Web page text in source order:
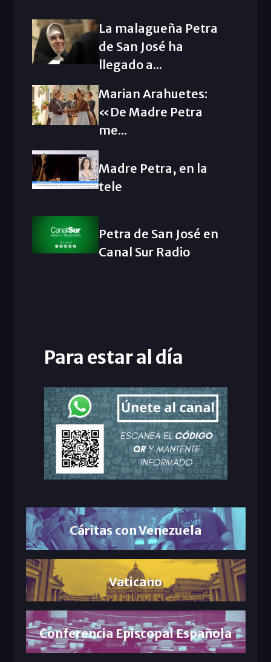
La malagueña Petra
de San José ha
llegado a...
Marian Arahuetes:
«De Madre Petra
me...
Madre Petra, en la
tele
Petra de San José en
Canal Sur Radio
Para estar al día
Cáritas con Venezuela
Vaticano
Conferencia Episcopal Española